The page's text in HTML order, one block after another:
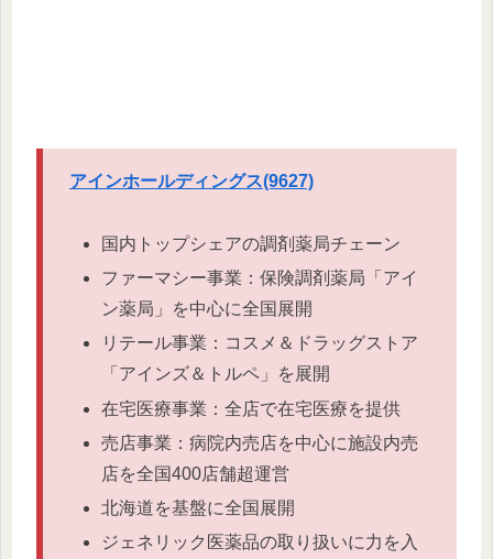
アインホールディングス(9627)
国内トップシェアの調剤薬局チェーン
ファーマシー事業：保険調剤薬局「アイ
ン薬局」を中心に全国展開
リテール事業：コスメ＆ドラッグストア
「アインズ＆トルペ」を展開
在宅医療事業：全店で在宅医療を提供
売店事業：病院内売店を中心に施設内売
店を全国400店舗超運営
北海道を基盤に全国展開
ジェネリック医薬品の取り扱いに力を入